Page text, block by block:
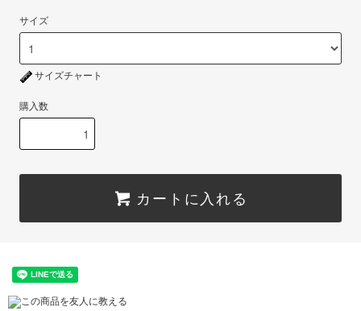
サイズ
サイズチャート
購入数
カートに入れる
この商品を友人に教える